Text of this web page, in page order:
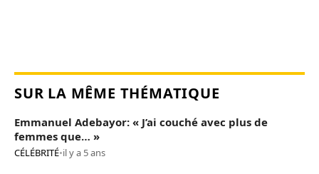
SUR LA MÊME THÉMATIQUE
Emmanuel Adebayor: « J’ai couché avec plus de
femmes que… »
CÉLÉBRITÉ•il y a 5 ans